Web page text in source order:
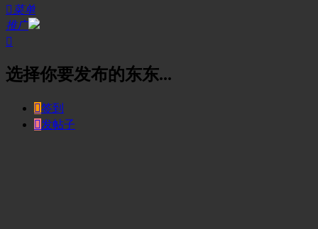
菜单
推广

选择你要发布的东东...
签到
发帖子